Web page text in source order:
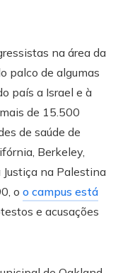
na área da
palco de algumas
país a Israel e à
de 15.500
de saúde de
Berkeley,
na Palestina
o o campus está
e acusações